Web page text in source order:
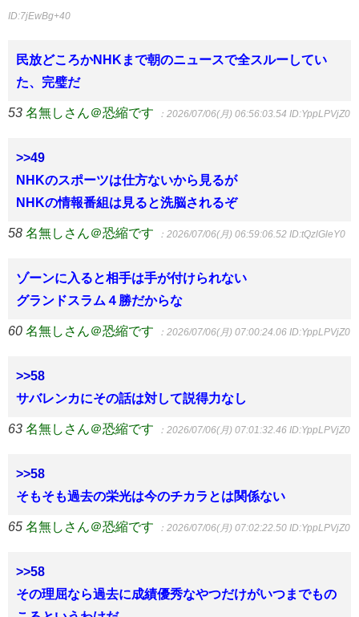
ID:7jEwBg+40
民放どころかNHKまで朝のニュースで全スルーしてい
た、完璧だ
53 名無しさん＠恐縮です ：2026/07/06(月) 06:56:03.54 ID:YppLPVjZ0
>>49
NHKのスポーツは仕方ないから見るが
NHKの情報番組は見ると洗脳されるぞ
58 名無しさん＠恐縮です ：2026/07/06(月) 06:59:06.52 ID:tQzlGleY0
ゾーンに入ると相手は手が付けられない
グランドスラム４勝だからな
60 名無しさん＠恐縮です ：2026/07/06(月) 07:00:24.06 ID:YppLPVjZ0
>>58
サバレンカにその話は対して説得力なし
63 名無しさん＠恐縮です ：2026/07/06(月) 07:01:32.46 ID:YppLPVjZ0
>>58
そもそも過去の栄光は今のチカラとは関係ない
65 名無しさん＠恐縮です ：2026/07/06(月) 07:02:22.50 ID:YppLPVjZ0
>>58
その理屈なら過去に成績優秀なやつだけがいつまでもの